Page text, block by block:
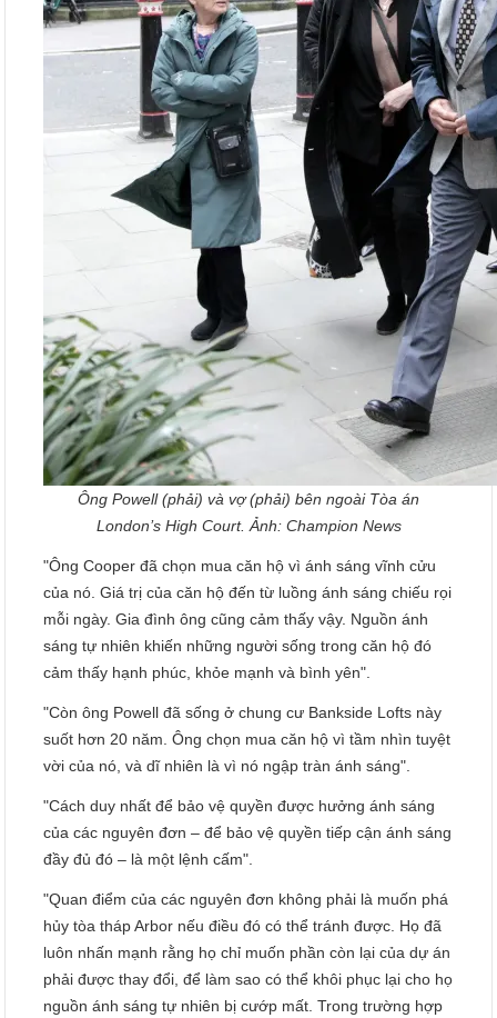
Ông Powell (phải) và vợ (phải) bên ngoài Tòa án
London’s High Court. Ảnh: Champion News
"Ông Cooper đã chọn mua căn hộ vì ánh sáng vĩnh cửu
của nó. Giá trị của căn hộ đến từ luồng ánh sáng chiếu rọi
mỗi ngày. Gia đình ông cũng cảm thấy vậy. Nguồn ánh
sáng tự nhiên khiến những người sống trong căn hộ đó
cảm thấy hạnh phúc, khỏe mạnh và bình yên".
"Còn ông Powell đã sống ở chung cư Bankside Lofts này
suốt hơn 20 năm. Ông chọn mua căn hộ vì tầm nhìn tuyệt
vời của nó, và dĩ nhiên là vì nó ngập tràn ánh sáng".
"Cách duy nhất để bảo vệ quyền được hưởng ánh sáng
của các nguyên đơn – để bảo vệ quyền tiếp cận ánh sáng
đầy đủ đó – là một lệnh cấm".
"Quan điểm của các nguyên đơn không phải là muốn phá
hủy tòa tháp Arbor nếu điều đó có thể tránh được. Họ đã
luôn nhấn mạnh rằng họ chỉ muốn phần còn lại của dự án
phải được thay đổi, để làm sao có thể khôi phục lại cho họ
nguồn ánh sáng tự nhiên bị cướp mất. Trong trường hợp